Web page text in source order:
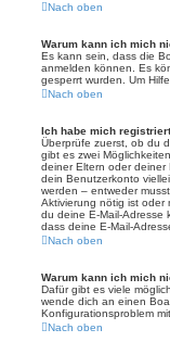
Nach oben
Warum kann ich mich
Es kann sein, dass die
anmelden können. Es
gesperrt wurden. Um
Nach oben
Ich habe mich
Überprüfe zuerst, ob du
gibt es zwei
deiner Eltern oder
dein Benutzerkonto
werden – entweder
Aktivierung nötig ist oder
du deine E-Mail-Adresse
dass deine E-Mail-
Nach oben
Warum kann ich mich
Dafür gibt es viele
wende dich an einen
Konfigurationsproblem
Nach oben